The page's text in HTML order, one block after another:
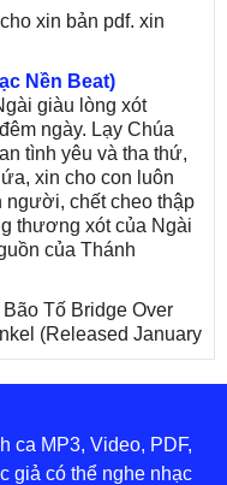
xin bản pdf. xin
Nền Beat)
giàu lòng xót
ngày. Lạy Chúa
tình yêu và tha thứ,
xin cho con luôn
người, chết cheo thập
thương xót của Ngài
của Thánh
Tố Bridge Over
(Released January
Nghiêm Trình Bày:
ca MP3, Video, PDF,
giả có thể nghe nhạc